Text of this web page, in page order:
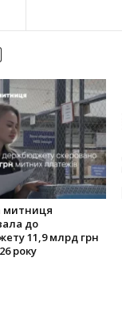
митниця
до
11,9 млрд грн
року